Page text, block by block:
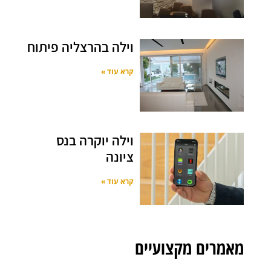
וילה בהרצליה פיתוח
קרא עוד »
וילה יוקרה בנס
ציונה
קרא עוד »
מאמרים מקצועיים